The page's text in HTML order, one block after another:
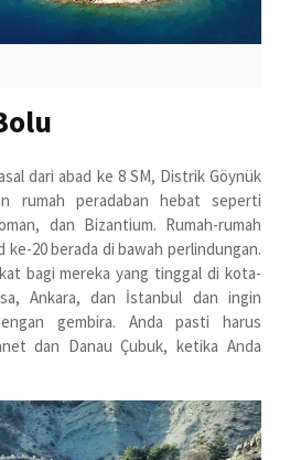
dari abad ke 8 SM, Distrik Göynük
rumah peradaban hebat seperti
dan Bizantium. Rumah-rumah
ke-20 berada di bawah perlindungan.
bagi mereka yang tinggal di kota-
Ankara, dan İstanbul dan ingin
gembira. Anda pasti harus
dan Danau Çubuk, ketika Anda